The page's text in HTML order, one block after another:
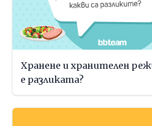
Хранене и хранителен
е разликата?